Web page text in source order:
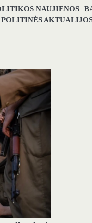
NAUJIENOS
POLITINĖS AKTUALIJOS